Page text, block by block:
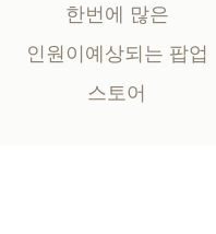
한번에 많은
인원이예상되는 팝업
스토어